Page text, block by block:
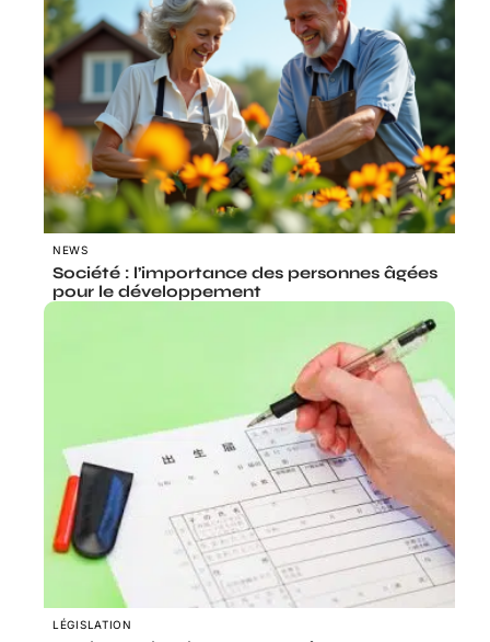
NEWS
Société : l’importance des personnes âgées
pour le développement
LÉGISLATION